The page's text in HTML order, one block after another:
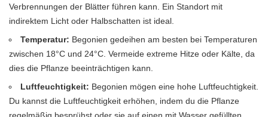
Verbrennungen der Blätter führen kann. Ein Standort mit
indirektem Licht oder Halbschatten ist ideal.
Temperatur: Begonien gedeihen am besten bei Temperaturen
zwischen 18°C und 24°C. Vermeide extreme Hitze oder Kälte, da
dies die Pflanze beeinträchtigen kann.
Luftfeuchtigkeit: Begonien mögen eine hohe Luftfeuchtigkeit.
Du kannst die Luftfeuchtigkeit erhöhen, indem du die Pflanze
regelmäßig besprühst oder sie auf einen mit Wasser gefüllten